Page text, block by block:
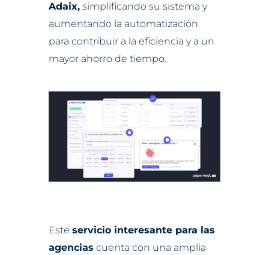
Adaix,simplificando su sistema y
aumentando la automatización
para contribuir a la eficiencia y a un
mayor ahorro de tiempo.
Este servicio interesante para las
agencias cuenta con una amplia